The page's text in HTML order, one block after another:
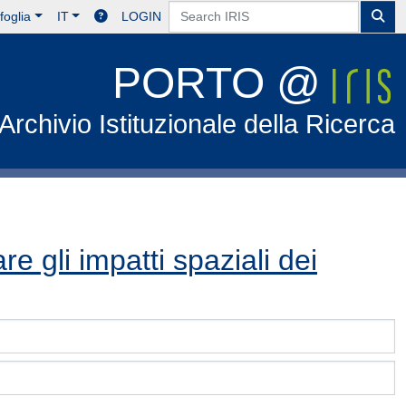
IT LOGIN
PORTO @
Istituzionale della Ricerca
gli impatti spaziali dei